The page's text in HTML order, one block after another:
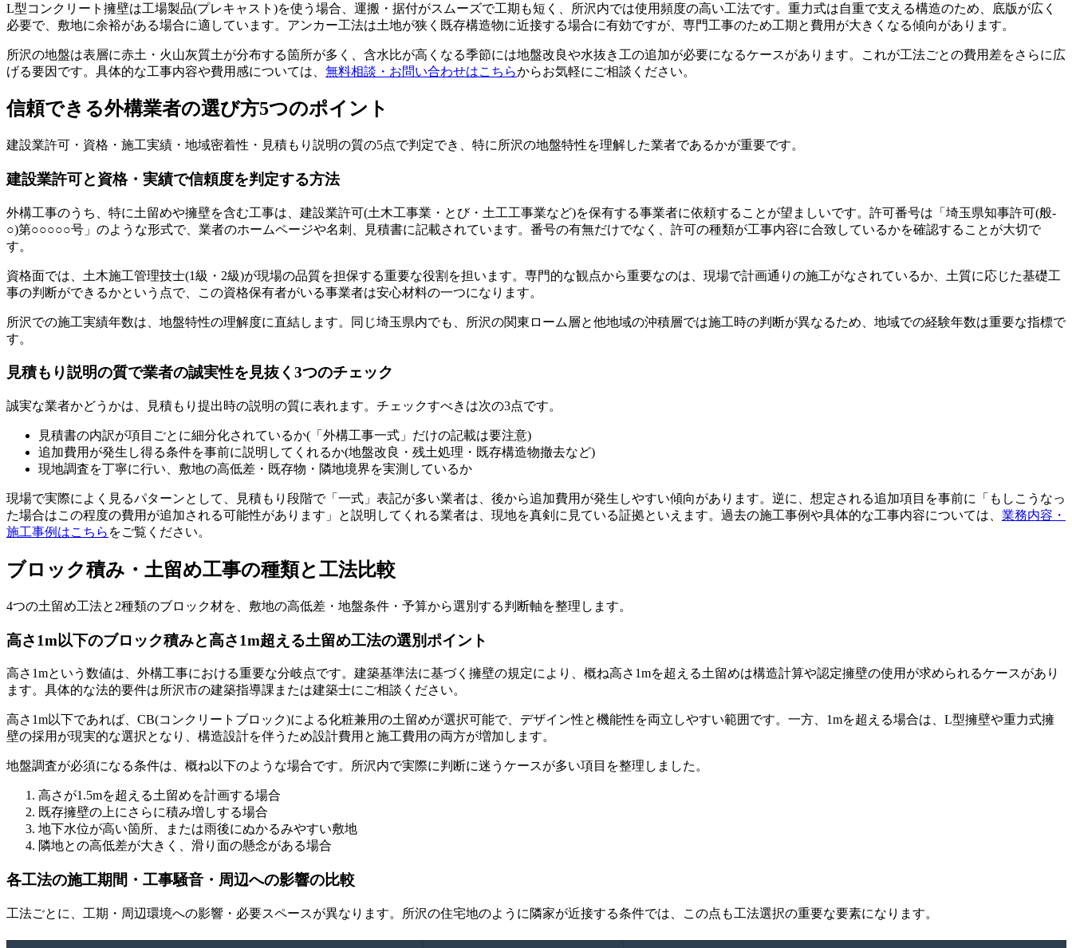
L型コンクリート擁壁は工場製品(プレキャスト)を使う場合、運搬・据付がスムーズで工期も短く、所沢内では使用頻度の高い工法です。重力式は自重で支える構造のため、底版が広く
必要で、敷地に余裕がある場合に適しています。アンカー工法は土地が狭く既存構造物に近接する場合に有効ですが、専門工事のため工期と費用が大きくなる傾向があります。
所沢の地盤は表層に赤土・火山灰質土が分布する箇所が多く、含水比が高くなる季節には地盤改良や水抜き工の追加が必要になるケースがあります。これが工法ごとの費用差をさらに広
げる要因です。具体的な工事内容や費用感については、 無料相談・お問い合わせはこちらからお気軽にご相談ください。
信頼できる外構業者の選び方5つのポイント
建設業許可・資格・施工実績・地域密着性・見積もり説明の質の5点で判定でき、特に所沢の地盤特性を理解した業者であるかが重要です。
建設業許可と資格・実績で信頼度を判定する方法
外構工事のうち、特に土留めや擁壁を含む工事は、建設業許可(土木工事業・とび・土工工事業など)を保有する事業者に依頼することが望ましいです。許可番号は「埼玉県知事許可(般-
○)第○○○○○号」のような形式で、業者のホームページや名刺、見積書に記載されています。番号の有無だけでなく、許可の種類が工事内容に合致しているかを確認することが大切で
す。
資格面では、土木施工管理技士(1級・2級)が現場の品質を担保する重要な役割を担います。専門的な観点から重要なのは、現場で計画通りの施工がなされているか、土質に応じた基礎工
事の判断ができるかという点で、この資格保有者がいる事業者は安心材料の一つになります。
所沢での施工実績年数は、地盤特性の理解度に直結します。同じ埼玉県内でも、所沢の関東ローム層と他地域の沖積層では施工時の判断が異なるため、地域での経験年数は重要な指標で
す。
見積もり説明の質で業者の誠実性を見抜く3つのチェック
誠実な業者かどうかは、見積もり提出時の説明の質に表れます。チェックすべきは次の3点です。
見積書の内訳が項目ごとに細分化されているか(「外構工事一式」だけの記載は要注意)
追加費用が発生し得る条件を事前に説明してくれるか(地盤改良・残土処理・既存構造物撤去など)
現地調査を丁寧に行い、敷地の高低差・既存物・隣地境界を実測しているか
現場で実際によく見るパターンとして、見積もり段階で「一式」表記が多い業者は、後から追加費用が発生しやすい傾向があります。逆に、想定される追加項目を事前に「もしこうなっ
た場合はこの程度の費用が追加される可能性があります」と説明してくれる業者は、現地を真剣に見ている証拠といえます。過去の施工事例や具体的な工事内容については、 業務内容・
施工事例はこちら をご覧ください。
ブロック積み・土留め工事の種類と工法比較
4つの土留め工法と2種類のブロック材を、敷地の高低差・地盤条件・予算から選別する判断軸を整理します。
高さ1m以下のブロック積みと高さ1m超える土留め工法の選別ポイント
高さ1mという数値は、外構工事における重要な分岐点です。建築基準法に基づく擁壁の規定により、概ね高さ1mを超える土留めは構造計算や認定擁壁の使用が求められるケースがあり
ます。具体的な法的要件は所沢市の建築指導課または建築士にご相談ください。
高さ1m以下であれば、CB(コンクリートブロック)による化粧兼用の土留めが選択可能で、デザイン性と機能性を両立しやすい範囲です。一方、1mを超える場合は、L型擁壁や重力式擁
壁の採用が現実的な選択となり、構造設計を伴うため設計費用と施工費用の両方が増加します。
地盤調査が必須になる条件は、概ね以下のような場合です。所沢内で実際に判断に迷うケースが多い項目を整理しました。
高さが1.5mを超える土留めを計画する場合
既存擁壁の上にさらに積み増しする場合
地下水位が高い箇所、または雨後にぬかるみやすい敷地
隣地との高低差が大きく、滑り面の懸念がある場合
各工法の施工期間・工事騒音・周辺への影響の比較
工法ごとに、工期・周辺環境への影響・必要スペースが異なります。所沢の住宅地のように隣家が近接する条件では、この点も工法選択の重要な要素になります。